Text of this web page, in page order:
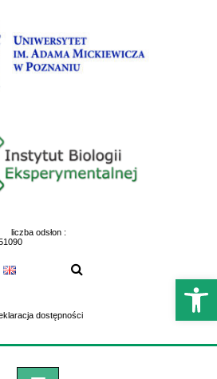
liczba odsłon :
dostępności